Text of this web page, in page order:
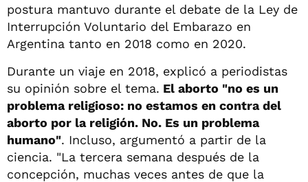
postura mantuvo durante el debate de la Ley de
Interrupción Voluntario del Embarazo en
Argentina tanto en 2018 como en 2020.
Durante un viaje en 2018, explicó a periodistas
su opinión sobre el tema. El aborto "no es un
problema religioso: no estamos en contra del
aborto por la religión. No. Es un problema
humano". Incluso, argumentó a partir de la
ciencia. "La tercera semana después de la
concepción, muchas veces antes de que la